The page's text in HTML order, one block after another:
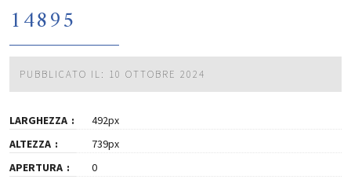
14895
PUBBLICATO IL: 10 OTTOBRE 2024
LARGHEZZA
492px
ALTEZZA
739px
APERTURA
0